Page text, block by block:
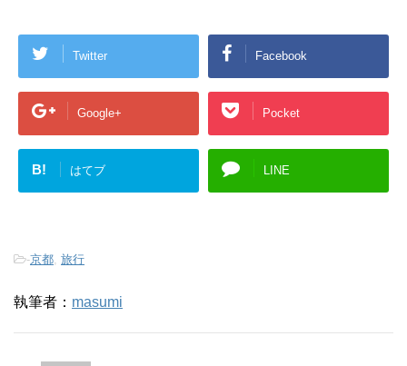
Twitter Facebook
Google+ Pocket
B! はてブ LINE
-京都 旅行
執筆者： masumi